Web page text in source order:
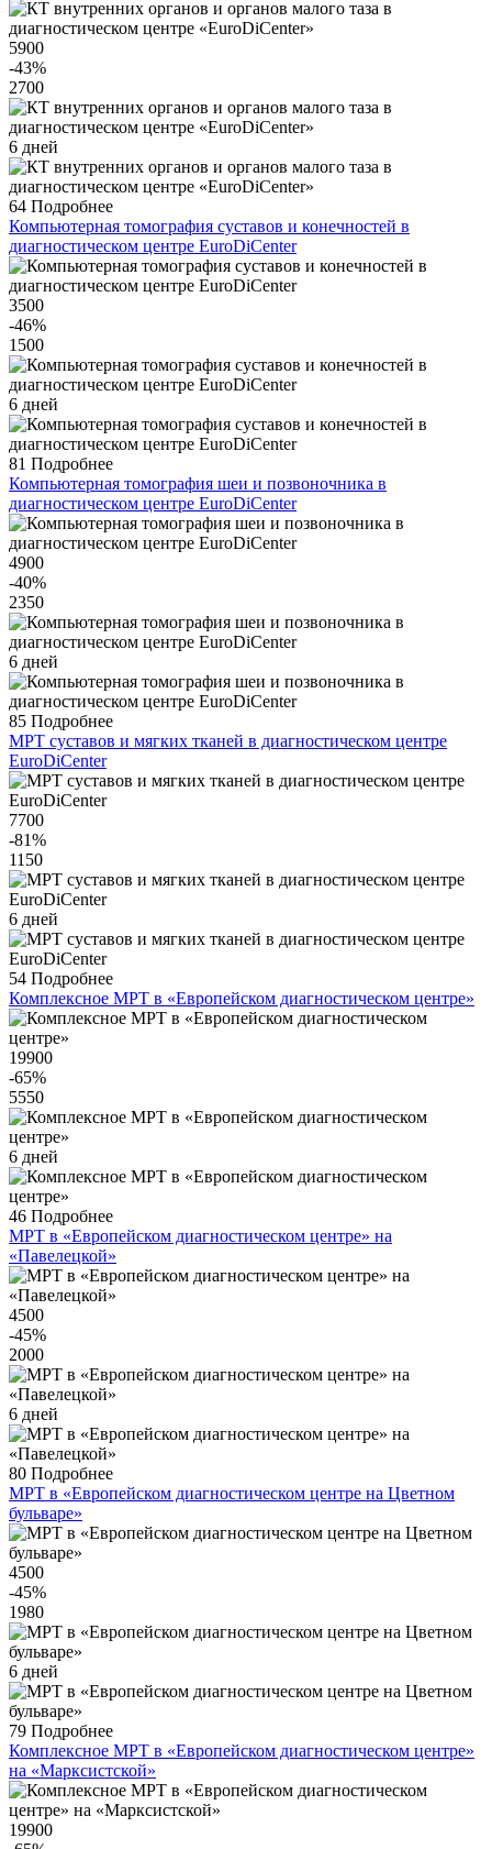
5900
-43%
2700
6 дней
64 Подробнее
Компьютерная томография суставов и конечностей в
диагностическом центре EuroDiCenter
3500
-46%
1500
6 дней
81 Подробнее
Компьютерная томография шеи и позвоночника в
диагностическом центре EuroDiCenter
4900
-40%
2350
6 дней
85 Подробнее
МРТ суставов и мягких тканей в диагностическом центре
EuroDiCenter
7700
-81%
1150
6 дней
54 Подробнее
Комплексное МРТ в «Европейском диагностическом центре»
19900
-65%
5550
6 дней
46 Подробнее
МРТ в «Европейском диагностическом центре» на
«Павелецкой»
4500
-45%
2000
6 дней
80 Подробнее
МРТ в «Европейском диагностическом центре на Цветном
бульваре»
4500
-45%
1980
6 дней
79 Подробнее
Комплексное МРТ в «Европейском диагностическом центре»
на «Марксистской»
19900